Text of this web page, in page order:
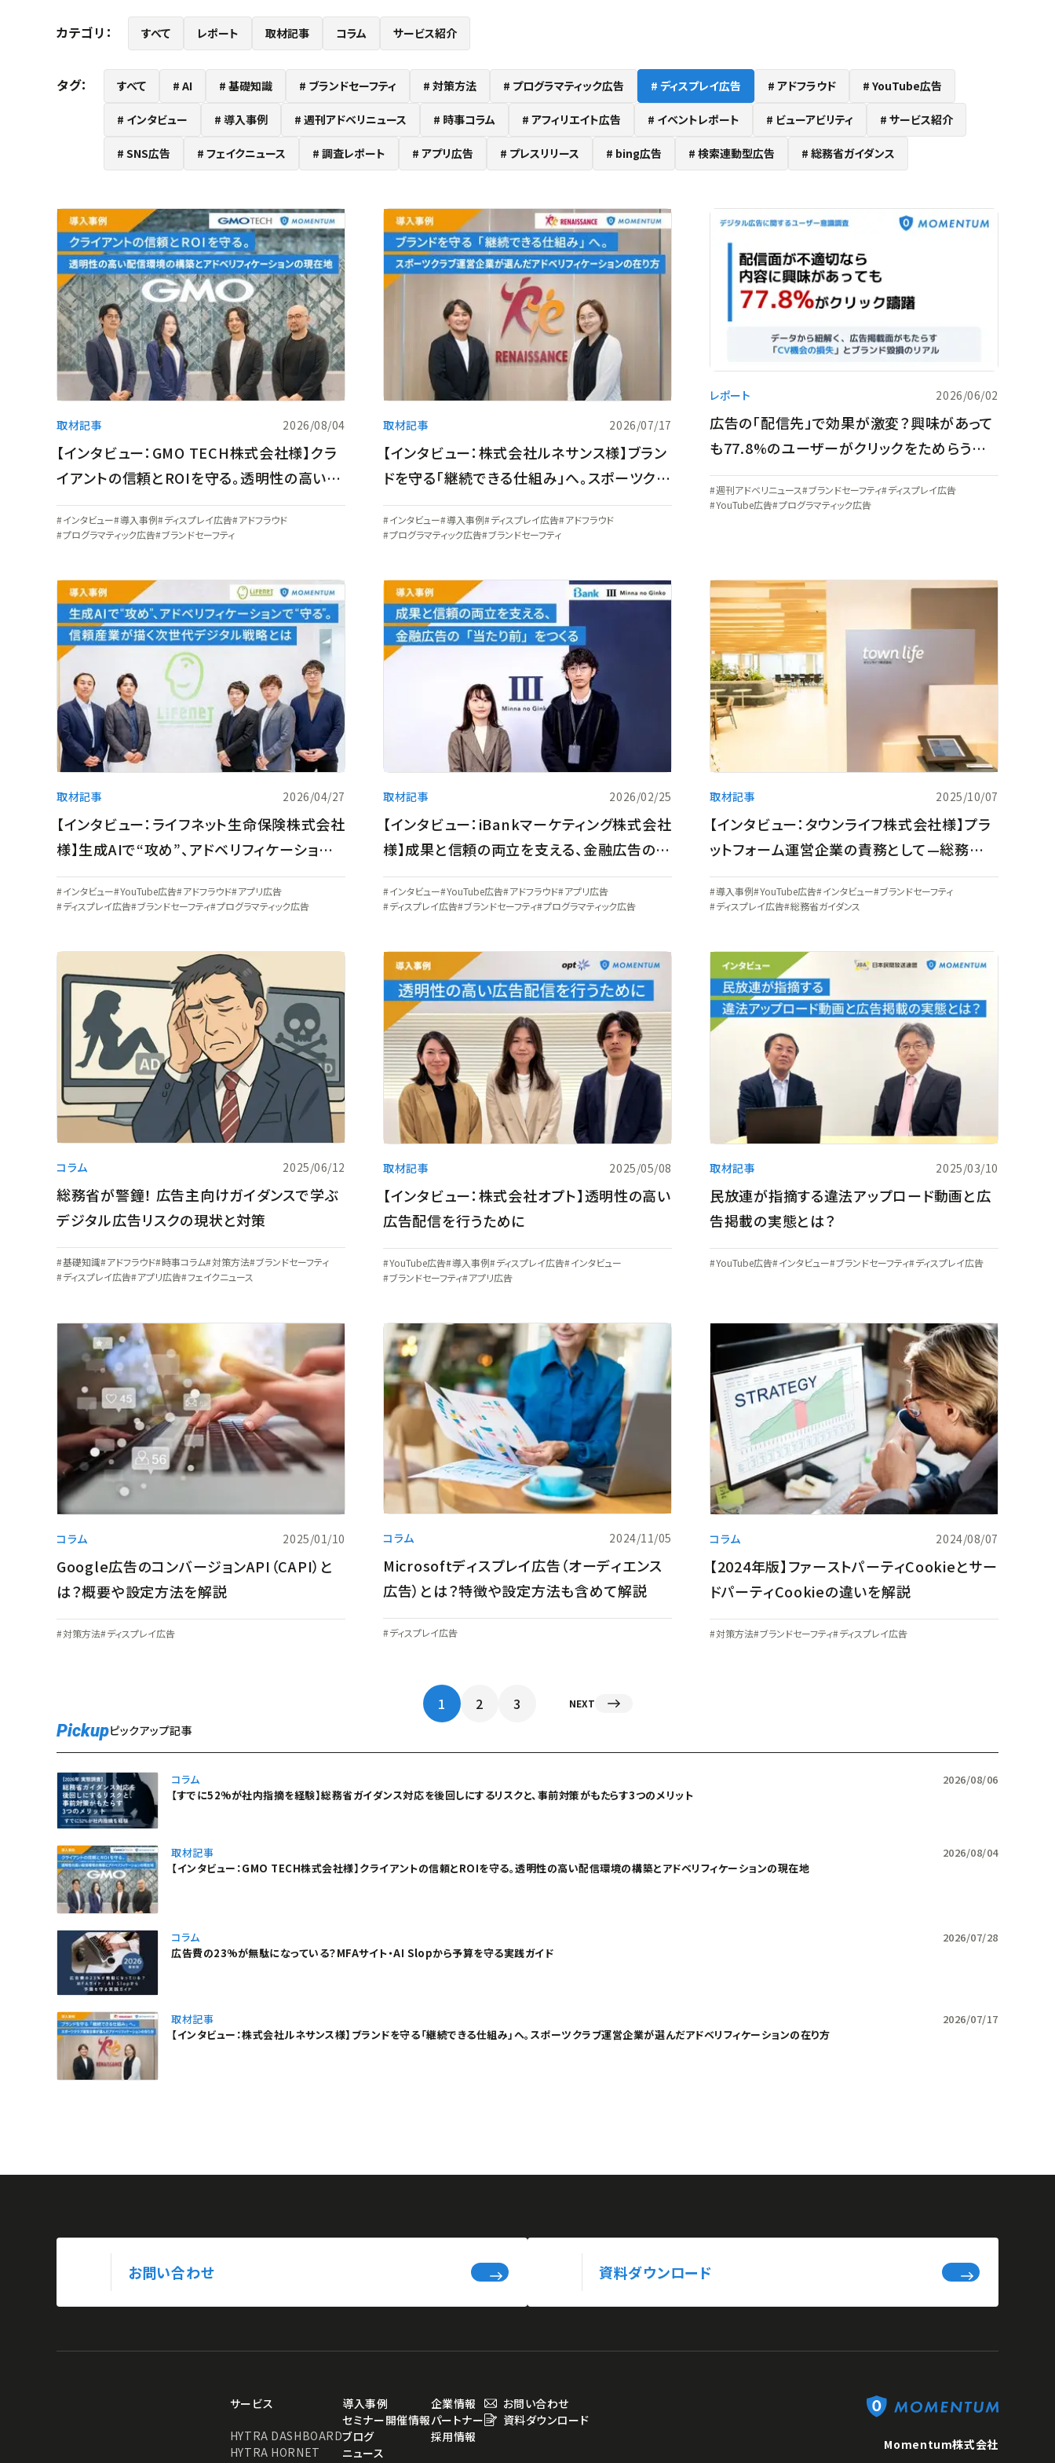
カテゴリ： すべて レポート 取材記事 コラム サービス紹介
タグ： すべて AI 基礎知識 ブランドセーフティ 対策方法 プログラマティック広告 ディスプレイ広告 アドフラウド YouTube広告
インタビュー 導入事例 週刊アドベリニュース 時事コラム アフィリエイト広告 イベントレポート ビューアビリティ サービス紹介
SNS広告 フェイクニュース 調査レポート アプリ広告 プレスリリース bing広告 検索連動型広告 総務省ガイダンス
取材記事 2026/08/04
【インタビュー：GMO TECH株式会社様】クラ
イアントの信頼とROIを守る。透明性の高い配
信環境の構築とアドベリフィケーションの現在
地インタビュー 導入事例 ディスプレイ広告 アドフラウド
プログラマティック広告 ブランドセーフティ
取材記事 2026/07/17
【インタビュー：株式会社ルネサンス様】ブラン
ドを守る「継続できる仕組み」へ。スポーツクラ
ブ運営企業が選んだアドベリフィケーションの
在り方
インタビュー 導入事例 ディスプレイ広告 アドフラウド
プログラマティック広告 ブランドセーフティ
レポート 2026/06/02
広告の「配信先」で効果が激変？興味があって
も77.8%のユーザーがクリックをためらうデ
ジタル広告の盲点
週刊アドベリニュース ブランドセーフティ ディスプレイ広告
YouTube広告 プログラマティック広告
取材記事 2026/04/27
【インタビュー：ライフネット生命保険株式会社
様】生成AIで“攻め”、アドベリフィケーション
で“守る”。オンライン生保のパイオニアが描く
次世代デジタル戦略とは
インタビュー YouTube広告 アドフラウド アプリ広告
ディスプレイ広告 ブランドセーフティ プログラマティック広告
取材記事 2026/02/25
【インタビュー：iBankマーケティング株式会社
様】成果と信頼の両立を支える、金融広告の
「当たり前」をつくる取り組み
インタビュー YouTube広告 アドフラウド アプリ広告
ディスプレイ広告 ブランドセーフティ プログラマティック広告
取材記事 2025/10/07
【インタビュー：タウンライフ株式会社様】プラ
ットフォーム運営企業の責務として—総務省ガ
イダンス策定を機にタウンライフが語るデジタ
ル広告健全化
導入事例 YouTube広告 インタビュー ブランドセーフティ
ディスプレイ広告 総務省ガイダンス
コラム 2025/06/12
総務省が警鐘！ 広告主向けガイダンスで学ぶ
デジタル広告リスクの現状と対策
基礎知識 アドフラウド 時事コラム 対策方法 ブランドセーフティ
ディスプレイ広告 アプリ広告 フェイクニュース
取材記事 2025/05/08
【インタビュー：株式会社オプト】透明性の高い
広告配信を行うために
YouTube広告 導入事例 ディスプレイ広告 インタビュー
ブランドセーフティ アプリ広告
取材記事 2025/03/10
民放連が指摘する違法アップロード動画と広
告掲載の実態とは？
YouTube広告 インタビュー ブランドセーフティ ディスプレイ広告
コラム 2025/01/10
Google広告のコンバージョンAPI（CAPI）と
は？概要や設定方法を解説
対策方法 ディスプレイ広告
コラム 2024/11/05
Microsoftディスプレイ広告（オーディエンス
広告）とは？特徴や設定方法も含めて解説
ディスプレイ広告
コラム 2024/08/07
【2024年版】ファーストパーティCookieとサー
ドパーティCookieの違いを解説
対策方法 ブランドセーフティ ディスプレイ広告
1 2 3 NEXT
Pickupピックアップ記事
コラム
2026/08/06
【すでに52%が社内指摘を経験】総務省ガイダンス対応を後回しにするリスクと、事前対策がもたらす3つのメリット
取材記事
2026/08/04
【インタビュー：GMO TECH株式会社様】クライアントの信頼とROIを守る。透明性の高い配信環境の構築とアドベリフィケーションの現在地
コラム
2026/07/28
広告費の23%が無駄になっている？MFAサイト・AI Slopから予算を守る実践ガイド
取材記事
2026/07/17
【インタビュー：株式会社ルネサンス様】ブランドを守る「継続できる仕組み」へ。スポーツクラブ運営企業が選んだアドベリフィケーションの在り方
お問い合わせ 資料ダウンロード
サービス
HYTRA DASHBOARD
HYTRA HORNET
導入事例
セミナー開催情報
ブログ
ニュース
企業情報
パートナー
採用情報
お問い合わせ
資料ダウンロード
Momentum株式会社